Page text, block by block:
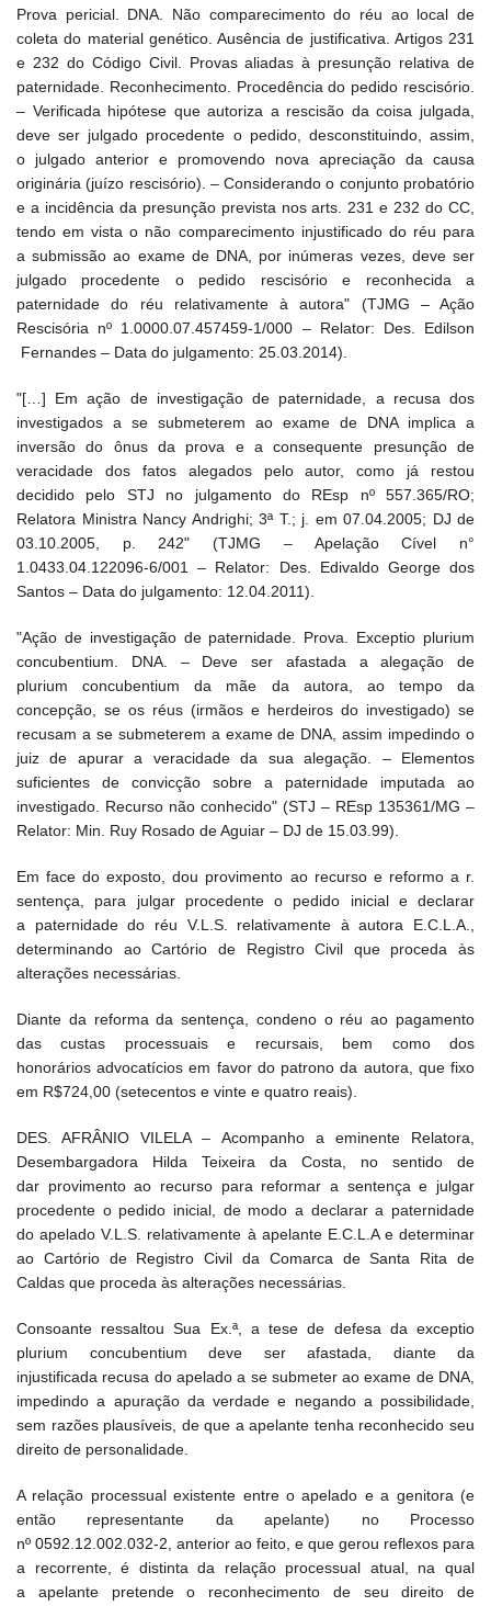
Prova pericial. DNA. Não comparecimento do réu ao local de
coleta do material genético. Ausência de justificativa. Artigos 231
e 232 do Código Civil. Provas aliadas à presunção relativa de
paternidade. Reconhecimento. Procedência do pedido rescisório.
– Verificada hipótese que autoriza a rescisão da coisa julgada,
deve ser julgado procedente o pedido, desconstituindo, assim,
o julgado anterior e promovendo nova apreciação da causa
originária (juízo rescisório). – Considerando o conjunto probatório
e a incidência da presunção prevista nos arts. 231 e 232 do CC,
tendo em vista o não comparecimento injustificado do réu para
a submissão ao exame de DNA, por inúmeras vezes, deve ser
julgado procedente o pedido rescisório e reconhecida a
paternidade do réu relativamente à autora" (TJMG – Ação
Rescisória nº 1.0000.07.457459-1/000 – Relator: Des. Edilson
Fernandes – Data do julgamento: 25.03.2014).
"[…] Em ação de investigação de paternidade, a recusa dos
investigados a se submeterem ao exame de DNA implica a
inversão do ônus da prova e a consequente presunção de
veracidade dos fatos alegados pelo autor, como já restou
decidido pelo STJ no julgamento do REsp nº 557.365/RO;
Relatora Ministra Nancy Andrighi; 3ª T.; j. em 07.04.2005; DJ de
03.10.2005, p. 242" (TJMG – Apelação Cível n°
1.0433.04.122096-6/001 – Relator: Des. Edivaldo George dos
Santos – Data do julgamento: 12.04.2011).
"Ação de investigação de paternidade. Prova. Exceptio plurium
concubentium. DNA. – Deve ser afastada a alegação de
plurium concubentium da mãe da autora, ao tempo da
concepção, se os réus (irmãos e herdeiros do investigado) se
recusam a se submeterem a exame de DNA, assim impedindo o
juiz de apurar a veracidade da sua alegação. – Elementos
suficientes de convicção sobre a paternidade imputada ao
investigado. Recurso não conhecido" (STJ – REsp 135361/MG –
Relator: Min. Ruy Rosado de Aguiar – DJ de 15.03.99).
Em face do exposto, dou provimento ao recurso e reformo a r.
sentença, para julgar procedente o pedido inicial e declarar
a paternidade do réu V.L.S. relativamente à autora E.C.L.A.,
determinando ao Cartório de Registro Civil que proceda às
alterações necessárias.
Diante da reforma da sentença, condeno o réu ao pagamento
das custas processuais e recursais, bem como dos
honorários advocatícios em favor do patrono da autora, que fixo
em R$724,00 (setecentos e vinte e quatro reais).
DES. AFRÂNIO VILELA – Acompanho a eminente Relatora,
Desembargadora Hilda Teixeira da Costa, no sentido de
dar provimento ao recurso para reformar a sentença e julgar
procedente o pedido inicial, de modo a declarar a paternidade
do apelado V.L.S. relativamente à apelante E.C.L.A e determinar
ao Cartório de Registro Civil da Comarca de Santa Rita de
Caldas que proceda às alterações necessárias.
Consoante ressaltou Sua Ex.ª, a tese de defesa da exceptio
plurium concubentium deve ser afastada, diante da
injustificada recusa do apelado a se submeter ao exame de DNA,
impedindo a apuração da verdade e negando a possibilidade,
sem razões plausíveis, de que a apelante tenha reconhecido seu
direito de personalidade.
A relação processual existente entre o apelado e a genitora (e
então representante da apelante) no Processo
nº 0592.12.002.032-2, anterior ao feito, e que gerou reflexos para
a recorrente, é distinta da relação processual atual, na qual
a apelante pretende o reconhecimento de seu direito de